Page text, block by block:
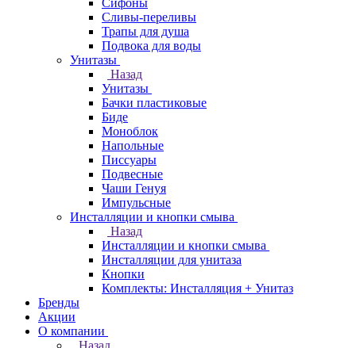
Сифоны
Сливы-переливы
Трапы для душа
Подвока для воды
Унитазы
Назад
Унитазы
Бачки пластиковые
Биде
Моноблок
Напольные
Писсуары
Подвесные
Чаши Генуя
Импульсные
Инсталляции и кнопки смыва
Назад
Инсталляции и кнопки смыва
Инсталляции для унитаза
Кнопки
Комплекты: Инсталляция + Унитаз
Бренды
Акции
О компании
Назад